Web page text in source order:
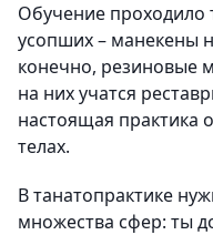
Обучение проходило
усопших – манекены
конечно, резиновые
на них учатся
настоящая практика
телах.
В танатопрактике
множества сфер: ты